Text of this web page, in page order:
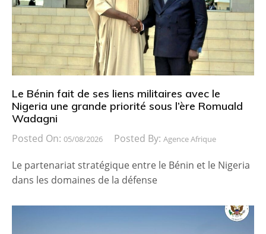
Le Bénin fait de ses liens militaires avec le
Nigeria une grande priorité sous l’ère Romuald
Wadagni
Posted On: 05/08/2026 Posted By: Agence Afrique
Le partenariat stratégique entre le Bénin et le Nigeria
dans les domaines de la défense